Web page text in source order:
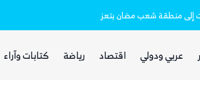
إلى منطقة شعب مضان بتعز مدير ميناء المخا:
عربي ودولي اقتصاد رياضة كتابات وآراء